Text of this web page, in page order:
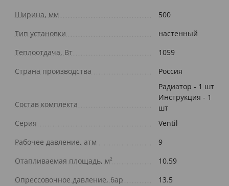
Ширина, мм
500
Тип установки
настенный
Теплоотдача, Вт
1059
Страна производства
Россия
Состав комплекта
Радиатор - 1 шт
Инструкция - 1
шт
Серия
Ventil
Рабочее давление, атм
9
Отапливаемая площадь, м²
10.59
Опрессовочное давление, бар
13.5